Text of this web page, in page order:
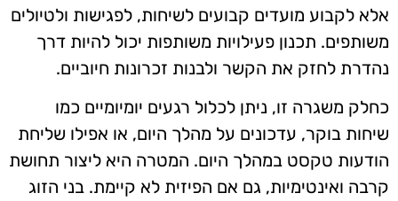
אלא לקבוע מועדים קבועים לשיחות, לפגישות ולטיולים
משותפים. תכנון פעילויות משותפות יכול להיות דרך
נהדרת לחזק את הקשר ולבנות זכרונות חיוביים.
כחלק משגרה זו, ניתן לכלול רגעים יומיומיים כמו
שיחות בוקר, עדכונים על מהלך היום, או אפילו שליחת
הודעות טקסט במהלך היום. המטרה היא ליצור תחושת
קרבה ואינטימיות, גם אם הפיזית לא קיימת. בני הזוג